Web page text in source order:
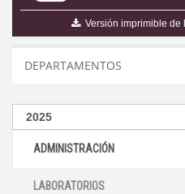
Versión imprimible
DEPARTAMENTOS
ADMINISTRACIÓN
LABORATORIOS